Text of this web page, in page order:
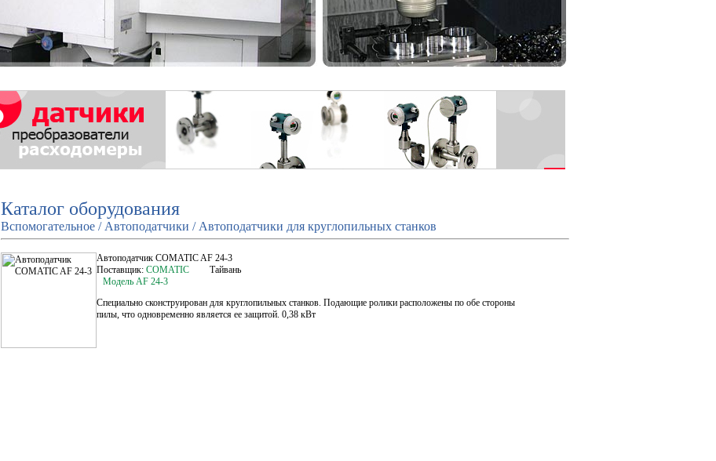
Каталог оборудования
Вспомогательное / Автоподатчики / Автоподатчики для круглопильных станков
Автоподатчик COMATIC AF 24-3
Поставщик: COMATIC
Тайвань
Модель AF 24-3
Специально сконструирован для круглопильных станков. Подающие ролики расположены по обе стороны
пилы, что одновременно является ее защитой. 0,38 кВт